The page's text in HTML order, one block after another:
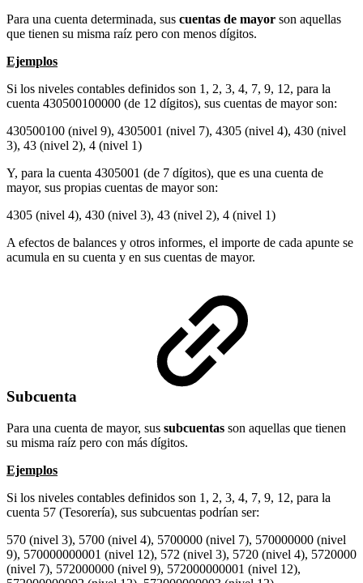
Para una cuenta determinada, sus cuentas de mayor son aquellas
que tienen su misma raíz pero con menos dígitos.
Ejemplos
Si los niveles contables definidos son 1, 2, 3, 4, 7, 9, 12, para la
cuenta 430500100000 (de 12 dígitos), sus cuentas de mayor son:
430500100 (nivel 9), 4305001 (nivel 7), 4305 (nivel 4), 430 (nivel
3), 43 (nivel 2), 4 (nivel 1)
Y, para la cuenta 4305001 (de 7 dígitos), que es una cuenta de
mayor, sus propias cuentas de mayor son:
4305 (nivel 4), 430 (nivel 3), 43 (nivel 2), 4 (nivel 1)
A efectos de balances y otros informes, el importe de cada apunte se
acumula en su cuenta y en sus cuentas de mayor.
Subcuenta
Para una cuenta de mayor, sus subcuentas son aquellas que tienen
su misma raíz pero con más dígitos.
Ejemplos
Si los niveles contables definidos son 1, 2, 3, 4, 7, 9, 12, para la
cuenta 57 (Tesorería), sus subcuentas podrían ser:
570 (nivel 3), 5700 (nivel 4), 5700000 (nivel 7), 570000000 (nivel
9), 570000000001 (nivel 12), 572 (nivel 3), 5720 (nivel 4), 5720000
(nivel 7), 572000000 (nivel 9), 572000000001 (nivel 12),